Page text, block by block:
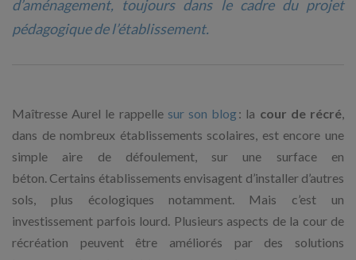
d’aménagement, toujours dans le cadre du projet
pédagogique de l’établissement.
Maîtresse Aurel le rappelle sur son blog: la cour de récré,
dans de nombreux établissements scolaires, est encore une
simple aire de défoulement, sur une surface en
béton. Certains établissements envisagent d’installer d’autres
sols, plus écologiques notamment. Mais c’est un
investissement parfois lourd. Plusieurs aspects de la cour de
récréation peuvent être améliorés par des solutions